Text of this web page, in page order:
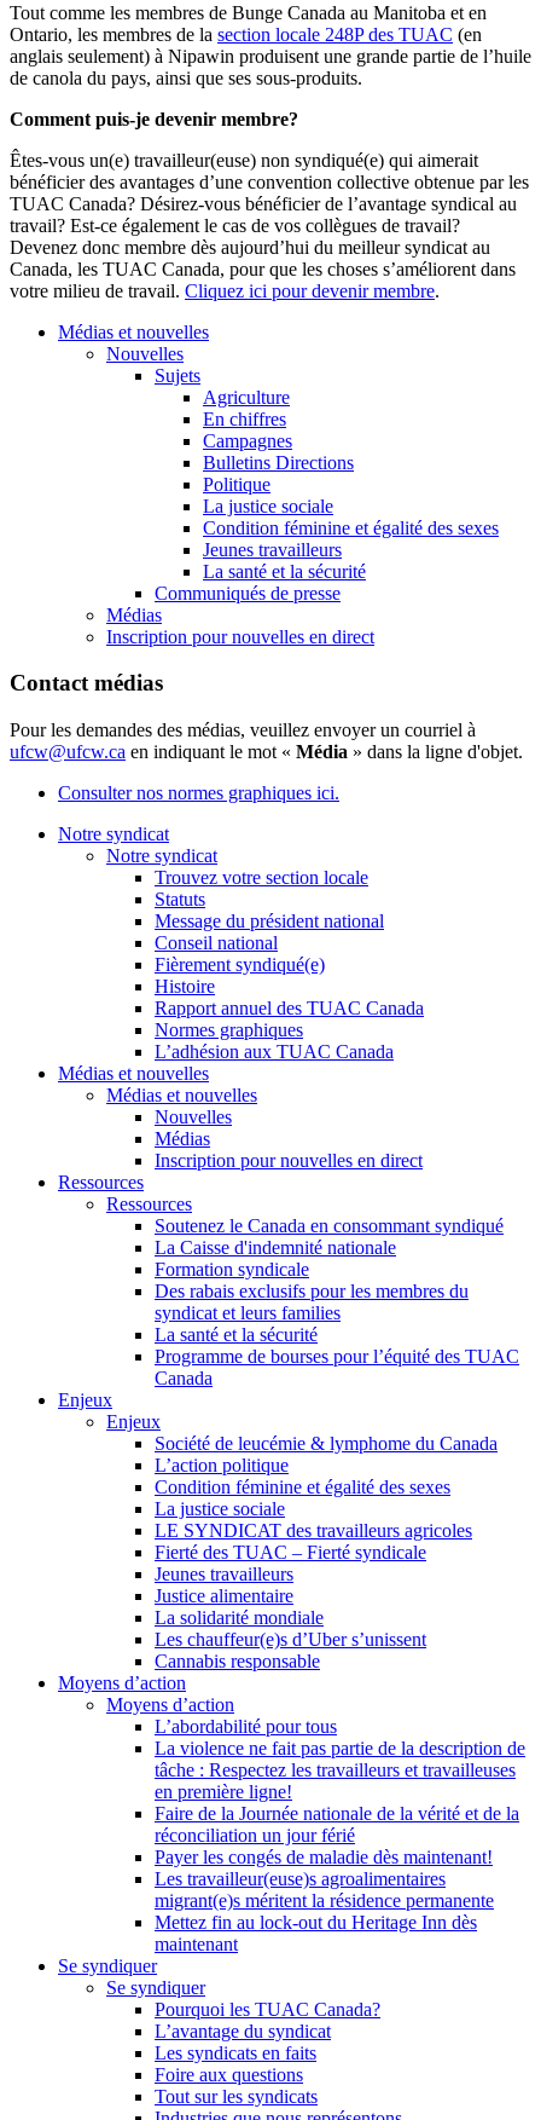
Tout comme les membres de Bunge Canada au Manitoba et en
Ontario, les membres de la section locale 248P des TUAC (en
anglais seulement) à Nipawin produisent une grande partie de l’huile
de canola du pays, ainsi que ses sous-produits.
Comment puis-je devenir membre?
Êtes-vous un(e) travailleur(euse) non syndiqué(e) qui aimerait
bénéficier des avantages d’une convention collective obtenue par les
TUAC Canada? Désirez-vous bénéficier de l’avantage syndical au
travail? Est-ce également le cas de vos collègues de travail?
Devenez donc membre dès aujourd’hui du meilleur syndicat au
Canada, les TUAC Canada, pour que les choses s’améliorent dans
votre milieu de travail. Cliquez ici pour devenir membre.
Médias et nouvelles
Nouvelles
Sujets
Agriculture
En chiffres
Campagnes
Bulletins Directions
Politique
La justice sociale
Condition féminine et égalité des sexes
Jeunes travailleurs
La santé et la sécurité
Communiqués de presse
Médias
Inscription pour nouvelles en direct
Contact médias
Pour les demandes des médias, veuillez envoyer un courriel à
ufcw@ufcw.ca en indiquant le mot « Média » dans la ligne d'objet.
Consulter nos normes graphiques ici.
Notre syndicat
Notre syndicat
Trouvez votre section locale
Statuts
Message du président national
Conseil national
Fièrement syndiqué(e)
Histoire
Rapport annuel des TUAC Canada
Normes graphiques
L’adhésion aux TUAC Canada
Médias et nouvelles
Médias et nouvelles
Nouvelles
Médias
Inscription pour nouvelles en direct
Ressources
Ressources
Soutenez le Canada en consommant syndiqué
La Caisse d'indemnité nationale
Formation syndicale
Des rabais exclusifs pour les membres du
syndicat et leurs families
La santé et la sécurité
Programme de bourses pour l’équité des TUAC
Canada
Enjeux
Enjeux
Société de leucémie & lymphome du Canada
L’action politique
Condition féminine et égalité des sexes
La justice sociale
LE SYNDICAT des travailleurs agricoles
Fierté des TUAC – Fierté syndicale
Jeunes travailleurs
Justice alimentaire
La solidarité mondiale
Les chauffeur(e)s d’Uber s’unissent
Cannabis responsable
Moyens d’action
Moyens d’action
L’abordabilité pour tous
La violence ne fait pas partie de la description de
tâche : Respectez les travailleurs et travailleuses
en première ligne!
Faire de la Journée nationale de la vérité et de la
réconciliation un jour férié
Payer les congés de maladie dès maintenant!
Les travailleur(euse)s agroalimentaires
migrant(e)s méritent la résidence permanente
Mettez fin au lock-out du Heritage Inn dès
maintenant
Se syndiquer
Se syndiquer
Pourquoi les TUAC Canada?
L’avantage du syndicat
Les syndicats en faits
Foire aux questions
Tout sur les syndicats